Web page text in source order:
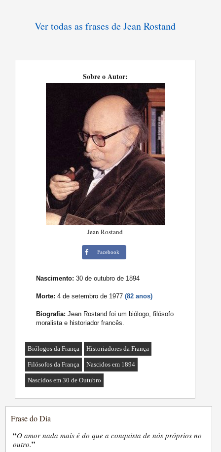
Ver todas as frases de Jean Rostand
Sobre o Autor:
Jean Rostand
Facebook
Nascimento: 30 de outubro de 1894
Morte: 4 de setembro de 1977(82 anos)
Biografia: Jean Rostand foi um biólogo, filósofo
moralista e historiador francês.
Biólogos da França Historiadores da França
Filósofos da França Nascidos em 1894
Nascidos em 30 de Outubro
Frase do Dia
“O amor nada mais é do que a conquista de nós próprios no
outro.”